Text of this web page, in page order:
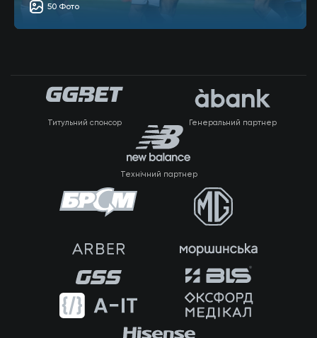
50 Фото
Титульний спонсор Генеральний партнер
Технічний партнер